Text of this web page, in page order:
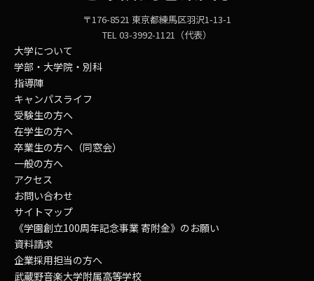
〒176-8521 東京都練馬区羽沢1-13-1
TEL 03-3992-1121（代表）
大学について
学部・大学院・別科
指導陣
キャンパスライフ
受験生の方へ
在学生の方へ
卒業生の方へ（同窓会）
一般の方へ
アクセス
お問い合わせ
サイトマップ
《学園創立100周年記念事業 寄附金》のお願い
資料請求
企業採用担当の方へ
武蔵野音楽大学附属高等学校